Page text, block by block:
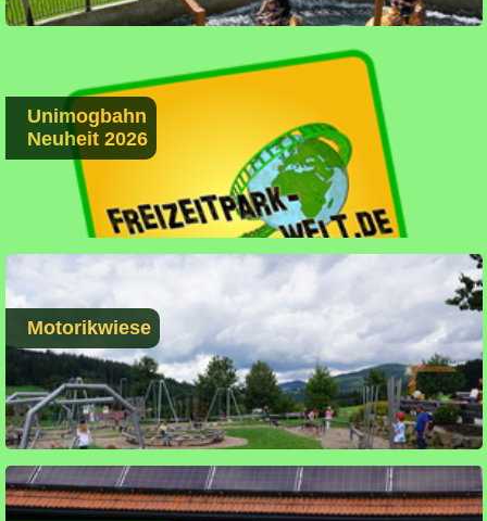
Unimogbahn
Neuheit 2026
Motorikwiese